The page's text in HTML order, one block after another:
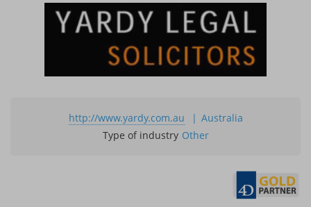
http://www.yardy.com.au
Australia
Type of industry Other